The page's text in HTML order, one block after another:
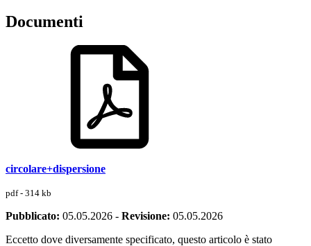
Documenti
circolare+dispersione
pdf - 314 kb
Pubblicato: 05.05.2026 - Revisione: 05.05.2026
Eccetto dove diversamente specificato, questo articolo è stato